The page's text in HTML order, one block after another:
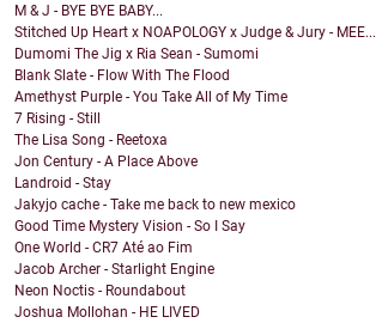
M & J - BYE BYE BABY...
Stitched Up Heart x NOAPOLOGY x Judge & Jury - MEE...
Dumomi The Jig x Ria Sean - Sumomi
Blank Slate - Flow With The Flood
Amethyst Purple - You Take All of My Time
7 Rising - Still
The Lisa Song - Reetoxa
Jon Century - A Place Above
Landroid - Stay
Jakyjo cache - Take me back to new mexico
Good Time Mystery Vision - So I Say
One World - CR7 Até ao Fim
Jacob Archer - Starlight Engine
Neon Noctis - Roundabout
Joshua Mollohan - HE LIVED